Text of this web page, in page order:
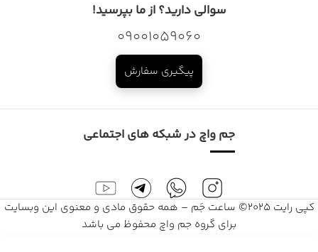
سوالی دارید؟ از ما بپرسید!
09001059060
پیگیری سفارش
جم واچ در شبکه های اجتماعی
کپی رایت 2025© ساعت جَم – همه حقوق مادی و معنوی این وبسایت
برای گروه جم واچ محفوظ می باشد